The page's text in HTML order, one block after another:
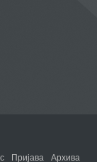
Пријава Архива